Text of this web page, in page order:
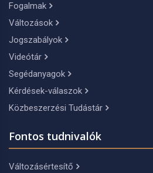
Fogalmak
Változások
Jogszabályok
Videótár
Segédanyagok
Kérdések-válaszok
Közbeszerzési Tudástár
Fontos tudnivalók
Változásértesítő